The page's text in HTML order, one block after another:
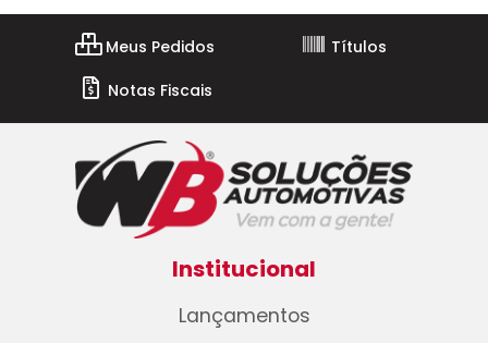
Meus Pedidos
Títulos
Notas Fiscais
Institucional
Lançamentos